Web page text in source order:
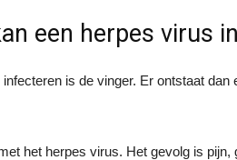
een herpes virus
is de vinger. Er ontstaat dan
het herpes virus. Het gevolg is pijn,